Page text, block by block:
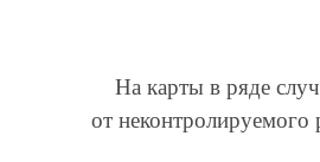
На карты в ряде
от неконтролируемого